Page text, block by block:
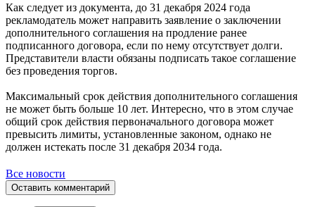
Как следует из документа, до 31 декабря 2024 года
рекламодатель может направить заявление о заключении
дополнительного соглашения на продление ранее
подписанного договора, если по нему отсутствует долги.
Представители власти обязаны подписать такое соглашение
без проведения торгов.
Максимальный срок действия дополнительного соглашения
не может быть больше 10 лет. Интересно, что в этом случае
общий срок действия первоначального договора может
превысить лимиты, установленные законом, однако не
должен истекать после 31 декабря 2034 года.
Все новости
Оставить комментарий